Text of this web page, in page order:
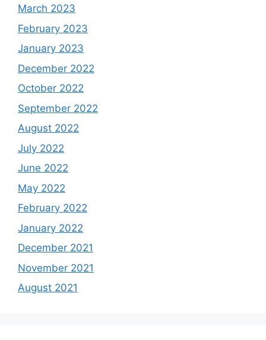
March 2023
February 2023
January 2023
December 2022
October 2022
September 2022
August 2022
July 2022
June 2022
May 2022
February 2022
January 2022
December 2021
November 2021
August 2021